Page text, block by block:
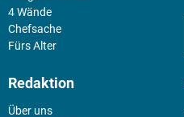
4 Wände
Chefsache
Fürs Alter
Redaktion
Über uns